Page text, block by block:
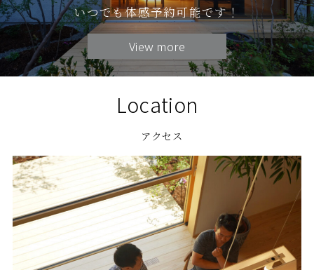
いつでも体感予約可能です！
View more
Location
アクセス